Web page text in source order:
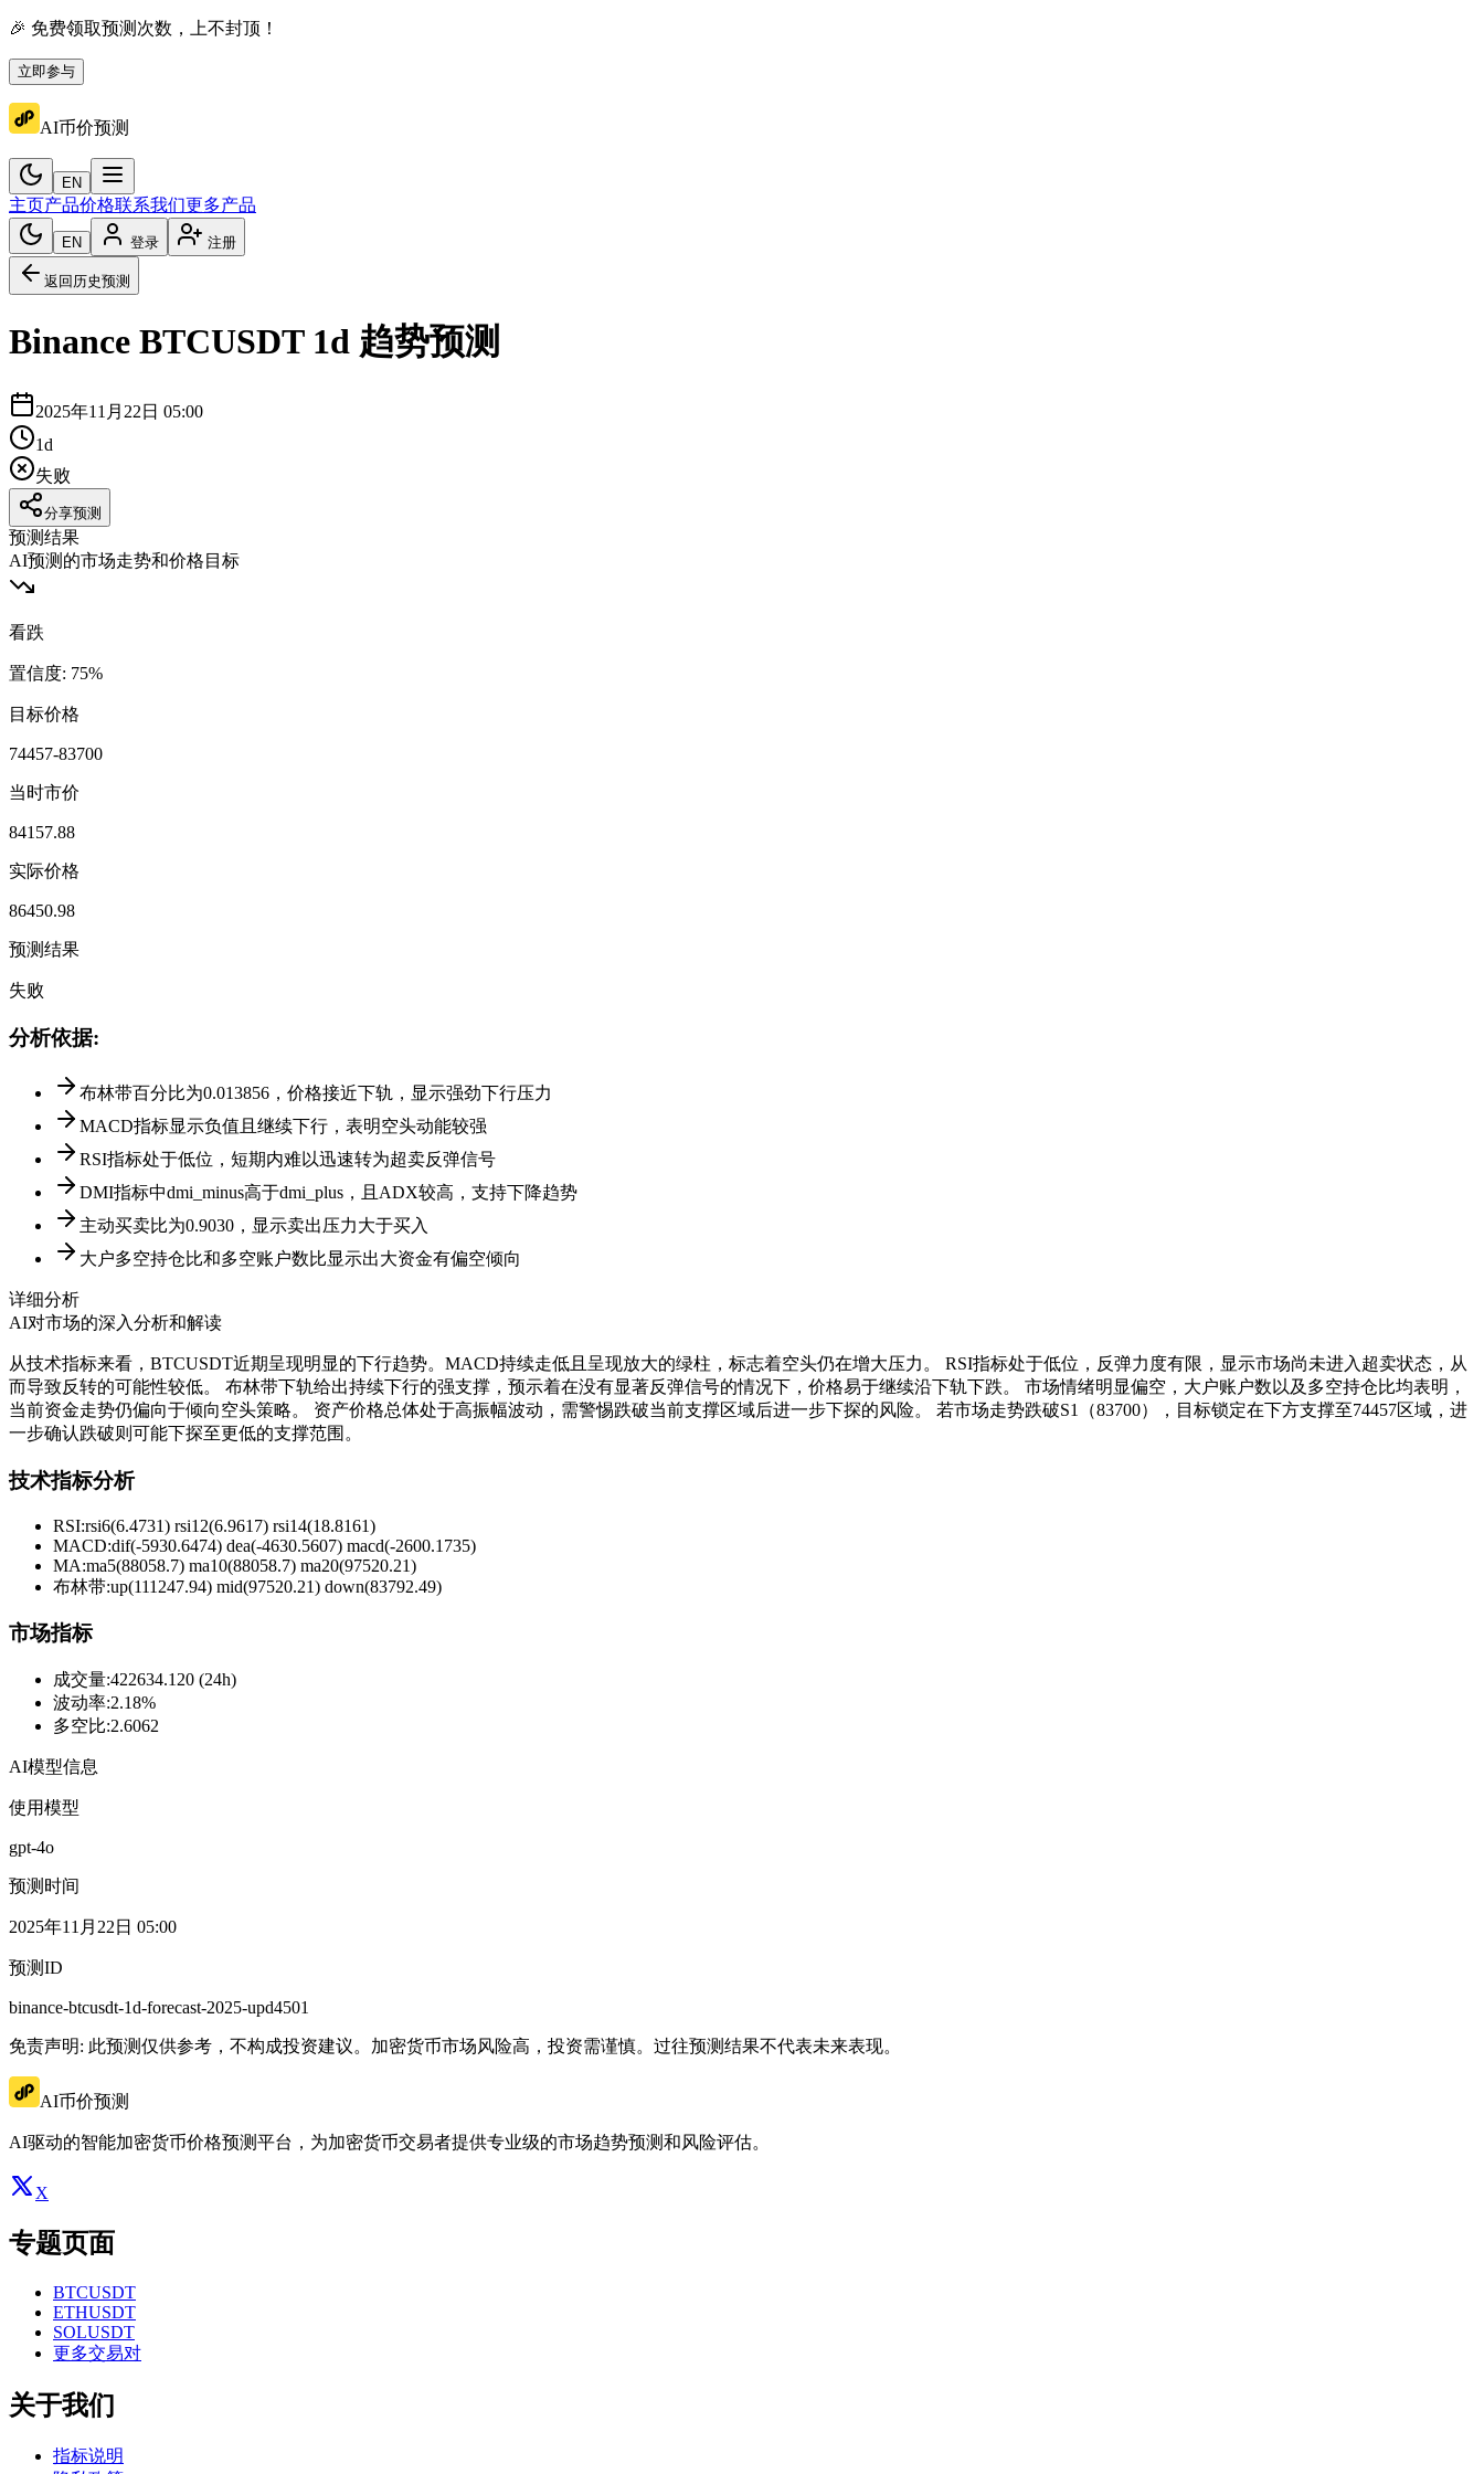
🎉 免费领取预测次数，上不封顶！
立即参与
AI币价预测
EN
主页产品价格联系我们更多产品
EN 登录 注册
返回历史预测
Binance BTCUSDT 1d 趋势预测
2025年11月22日 05:00
1d
失败
分享预测
预测结果
AI预测的市场走势和价格目标
看跌
置信度: 75%
目标价格
74457-83700
当时市价
84157.88
实际价格
86450.98
预测结果
失败
分析依据:
布林带百分比为0.013856，价格接近下轨，显示强劲下行压力
MACD指标显示负值且继续下行，表明空头动能较强
RSI指标处于低位，短期内难以迅速转为超卖反弹信号
DMI指标中dmi_minus高于dmi_plus，且ADX较高，支持下降趋势
主动买卖比为0.9030，显示卖出压力大于买入
大户多空持仓比和多空账户数比显示出大资金有偏空倾向
详细分析
AI对市场的深入分析和解读
从技术指标来看，BTCUSDT近期呈现明显的下行趋势。MACD持续走低且呈现放大的绿柱，标志着空头仍在增大压力。 RSI指标处于低位，反弹力度有限，显示市场尚未进入超卖状态，从
而导致反转的可能性较低。 布林带下轨给出持续下行的强支撑，预示着在没有显著反弹信号的情况下，价格易于继续沿下轨下跌。 市场情绪明显偏空，大户账户数以及多空持仓比均表明，
当前资金走势仍偏向于倾向空头策略。 资产价格总体处于高振幅波动，需警惕跌破当前支撑区域后进一步下探的风险。 若市场走势跌破S1（83700），目标锁定在下方支撑至74457区域，进
一步确认跌破则可能下探至更低的支撑范围。
技术指标分析
RSI:rsi6(6.4731) rsi12(6.9617) rsi14(18.8161)
MACD:dif(-5930.6474) dea(-4630.5607) macd(-2600.1735)
MA:ma5(88058.7) ma10(88058.7) ma20(97520.21)
布林带:up(111247.94) mid(97520.21) down(83792.49)
市场指标
成交量:422634.120 (24h)
波动率:2.18%
多空比:2.6062
AI模型信息
使用模型
gpt-4o
预测时间
2025年11月22日 05:00
预测ID
binance-btcusdt-1d-forecast-2025-upd4501
免责声明: 此预测仅供参考，不构成投资建议。加密货币市场风险高，投资需谨慎。过往预测结果不代表未来表现。
AI币价预测
AI驱动的智能加密货币价格预测平台，为加密货币交易者提供专业级的市场趋势预测和风险评估。
X
专题页面
BTCUSDT
ETHUSDT
SOLUSDT
更多交易对
关于我们
指标说明